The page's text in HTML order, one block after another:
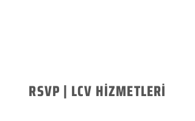
RSVP | LCV HİZMETLERİ